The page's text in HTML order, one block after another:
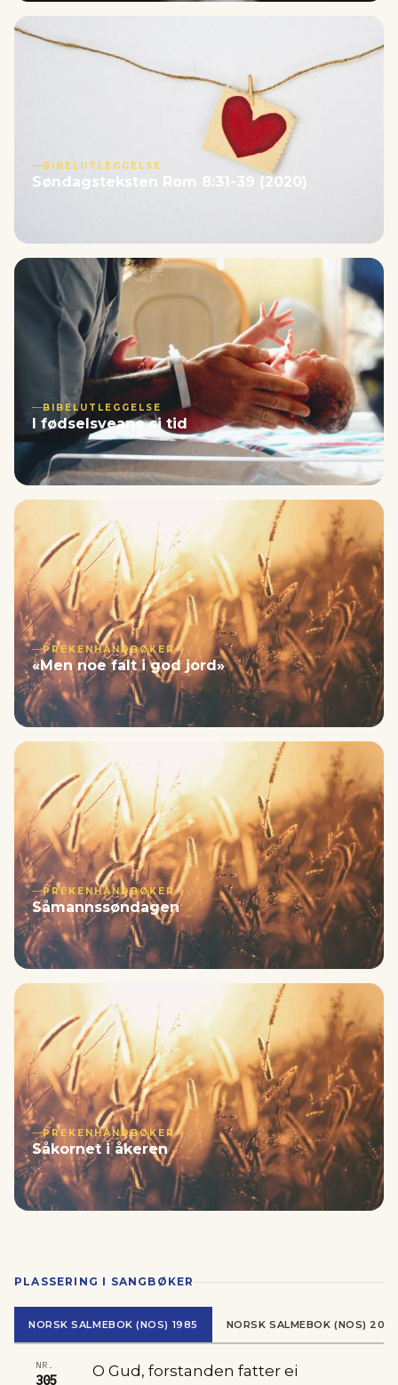
BIBELUTLEGGELSE
Søndagsteksten Rom 8:31-39 (2020)
BIBELUTLEGGELSE
I fødselsveane si tid
PREKENHÅNDBØKER
«Men noe falt i god jord»
PREKENHÅNDBØKER
Såmannssøndagen
PREKENHÅNDBØKER
Såkornet i åkeren
PLASSERING I SANGBØKER
NORSK SALMEBOK (NOS) 1985 NORSK SALMEBOK (NOS) 2013
NR.
305
O Gud, forstanden fatter ei